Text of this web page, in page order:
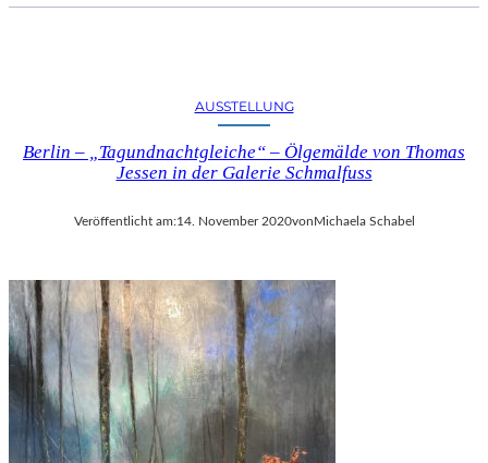
AUSSTELLUNG
Berlin – „Tagundnachtgleiche“ – Ölgemälde von Thomas
Jessen in der Galerie Schmalfuss
Veröffentlicht am:14. November 2020vonMichaela Schabel